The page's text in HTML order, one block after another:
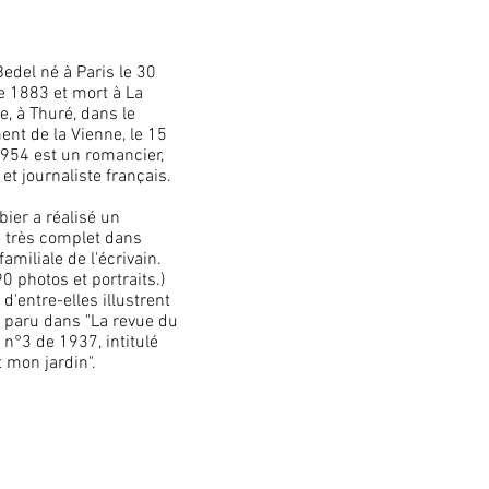
né à Paris le 30
1883 et mort à La
à Thuré, dans le
de la Vienne, le 15
est un romancier,
et journaliste français.
a réalisé un
très complet dans
de l'écrivain.
photos et portraits.)
d'entre-elles illustrent
dans "La revue du
de 1937, intitulé
mon jardin".